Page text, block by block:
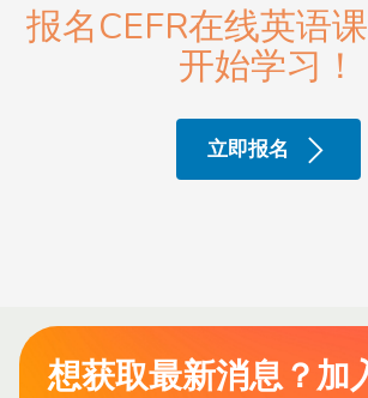
报名CEFR在线英语
开始学习！
立即报名
想获取最新消息？加